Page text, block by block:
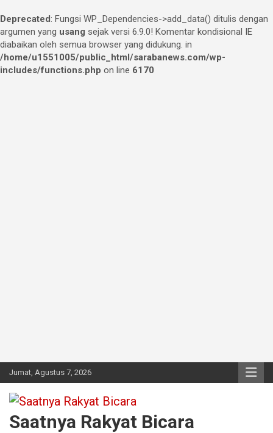
Deprecated: Fungsi WP_Dependencies->add_data() ditulis dengan
argumen yang usang sejak versi 6.9.0! Komentar kondisional IE
diabaikan oleh semua browser yang didukung. in
/home/u1551005/public_html/sarabanews.com/wp-
includes/functions.php on line 6170
Jumat, Agustus 7, 2026
Saatnya Rakyat Bicara